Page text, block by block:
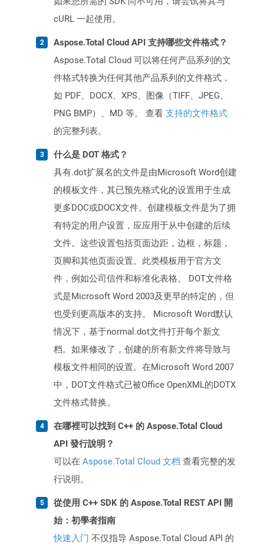
cURL 一起使用。
Aspose.Total Cloud API 支持哪些文件格式？
Aspose.Total Cloud 可以将任何产品系列的文
件格式转换为任何其他产品系列的文件格式，
如 PDF、DOCX、XPS、图像（TIFF、JPEG、
PNG BMP）、MD 等。 查看 支持的文件格式
的完整列表。
什么是 DOT 格式？
具有.dot扩展名的文件是由Microsoft Word创建
的模板文件，其已预先格式化的设置用于生成
更多DOC或DOCX文件。创建模板文件是为了拥
有特定的用户设置，应应用于从中创建的后续
文件。这些设置包括页面边距，边框，标题，
页脚和其他页面设置。此类模板用于官方文
件，例如公司信件和标准化表格。 DOT文件格
式是Microsoft Word 2003及更早的特定的，但
也受到更高版本的支持。 Microsoft Word默认
情况下，基于normal.dot文件打开每个新文
档。如果修改了，创建的所有新文件将导致与
模板文件相同的设置。在Microsoft Word 2007
中，DOT文件格式已被Office OpenXML的DOTX
文件格式替换。
在哪裡可以找到 C++ 的 Aspose.Total Cloud
API 發行說明？
可以在 Aspose.Total Cloud 文档 查看完整的发
行说明。
從使用 C++ SDK 的 Aspose.Total REST API 開
始：初學者指南
快速入门 不仅指导 Aspose.Total Cloud API 的